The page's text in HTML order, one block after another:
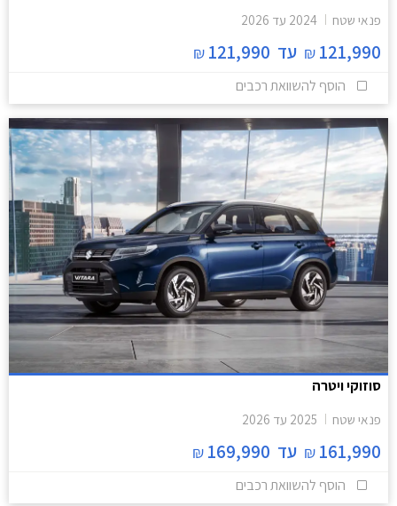
פנאי שטח 2024 עד 2026
121,990
₪ עד 121,990
₪
הוסף להשוואת רכבים
סוזוקי ויטרה
פנאי שטח 2025 עד 2026
161,990
₪ עד 169,990
₪
הוסף להשוואת רכבים